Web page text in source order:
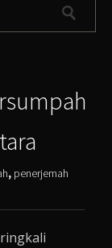
, penerjemah